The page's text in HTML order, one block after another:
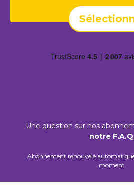
Une question sur nos
notre
Abonnement renouvelé
moment.